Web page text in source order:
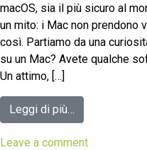
macOS, sia il più sicuro al
un mito: i Mac non prendono
così. Partiamo da una
su un Mac? Avete qualche
Un attimo, […]
Leggi di più…
Leave a comment